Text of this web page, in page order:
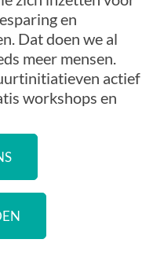
en
Dat doen we al
meer mensen.
actief
workshops en